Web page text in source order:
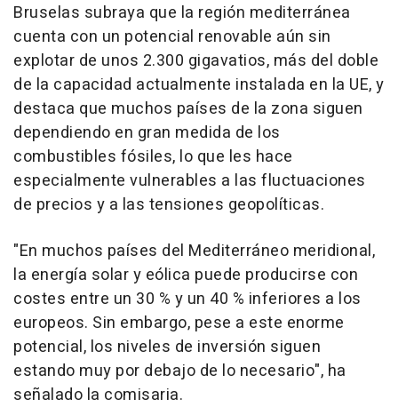
Bruselas subraya que la región mediterránea
cuenta con un potencial renovable aún sin
explotar de unos 2.300 gigavatios, más del doble
de la capacidad actualmente instalada en la UE, y
destaca que muchos países de la zona siguen
dependiendo en gran medida de los
combustibles fósiles, lo que les hace
especialmente vulnerables a las fluctuaciones
de precios y a las tensiones geopolíticas.
"En muchos países del Mediterráneo meridional,
la energía solar y eólica puede producirse con
costes entre un 30 % y un 40 % inferiores a los
europeos. Sin embargo, pese a este enorme
potencial, los niveles de inversión siguen
estando muy por debajo de lo necesario", ha
señalado la comisaria.